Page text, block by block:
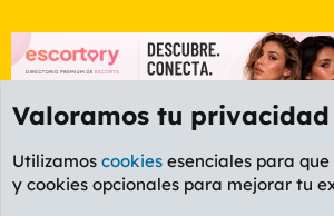
Valencia
Valoramos tu privacidad
Utilizamos cookies esenciales para
y cookies opcionales para mejorar tu